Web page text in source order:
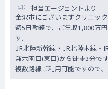
担当エージェントより
金沢市にございますクリニック
週5日勤務で、ご年収1,800万
す。
JR北陸新幹線・JR北陸本線・
兼六園口(東口)から徒歩3分です
複数路線ご利用可能ですので